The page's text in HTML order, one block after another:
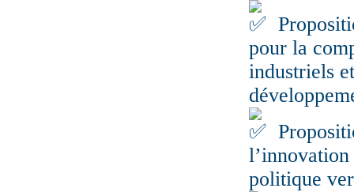
pour la
industriels
politique